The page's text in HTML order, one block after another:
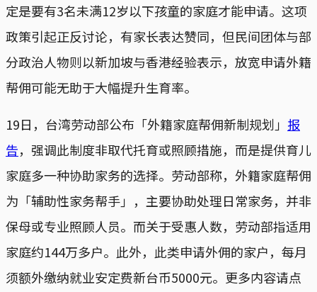
定是要有3名未满12岁以下孩童的家庭才能申请。这项
政策引起正反讨论，有家长表达赞同，但民间团体与部
分政治人物则以新加坡与香港经验表示，放宽申请外籍
帮佣可能无助于大幅提升生育率。
19日，台湾劳动部公布「外籍家庭帮佣新制规划」 报
告，强调此制度非取代托育或照顾措施，而是提供育儿
家庭多一种协助家务的选择。劳动部称，外籍家庭帮佣
为「辅助性家务帮手」，主要协助处理日常家务，并非
保母或专业照顾人员。而关于受惠人数，劳动部指适用
家庭约144万多户。此外，此类申请外佣的家户，每月
须额外缴纳就业安定费新台币5000元。更多内容请点